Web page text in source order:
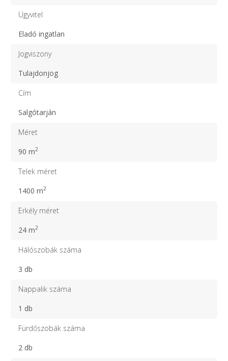
Ügyvitel
Eladó ingatlan
Jogviszony
Tulajdonjog
Cím
Salgótarján
Méret
90 m2
Telek méret
1400 m2
Erkély méret
24 m2
Hálószobák száma
3 db
Nappalik száma
1 db
Fürdőszobák száma
2 db